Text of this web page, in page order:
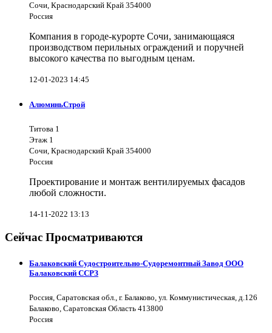
Сочи, Краснодарский Край 354000
Россия
Компания в городе-курорте Сочи, занимающаяся
производством перильных ограждений и поручней
высокого качества по выгодным ценам.
12-01-2023 14:45
АлюминьСтрой
Титова 1
Этаж 1
Сочи, Краснодарский Край 354000
Россия
Проектирование и монтаж вентилируемых фасадов
любой сложности.
14-11-2022 13:13
Сейчас Просматриваются
Балаковский Судостроительно-Судоремонтный Завод ООО
Балаковский ССРЗ
Россия, Саратовская обл., г. Балаково, ул. Коммунистическая, д.126
Балаково, Саратовская Область 413800
Россия